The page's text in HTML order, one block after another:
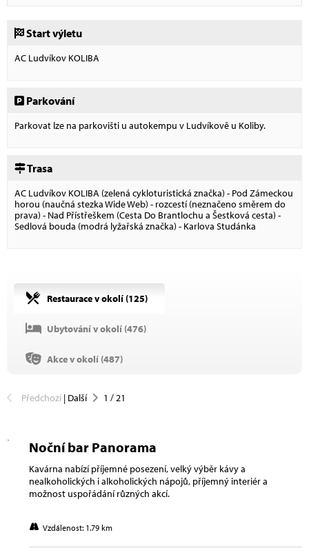
Start výletu
AC Ludvíkov KOLIBA
Parkování
Parkovat lze na parkovišti u autokempu v Ludvíkově u Koliby.
Trasa
AC Ludvíkov KOLIBA (zelená cykloturistická značka) - Pod Zámeckou
horou (naučná stezka Wide Web) - rozcestí (neznačeno směrem do
prava) - Nad Přístřeškem (Cesta Do Brantlochu a Šestková cesta) -
Sedlová bouda (modrá lyžařská značka) - Karlova Studánka
Restaurace v okolí (125)
Ubytování v okolí (476)
Akce v okolí (487)
Předchozí | Další 1 /21
Noční bar Panorama
Kavárna nabízí příjemné posezení, velký výběr kávy a
nealkoholických i alkoholických nápojů, příjemný interiér a
možnost uspořádání různých akcí.
Vzdálenost: 1.79 km